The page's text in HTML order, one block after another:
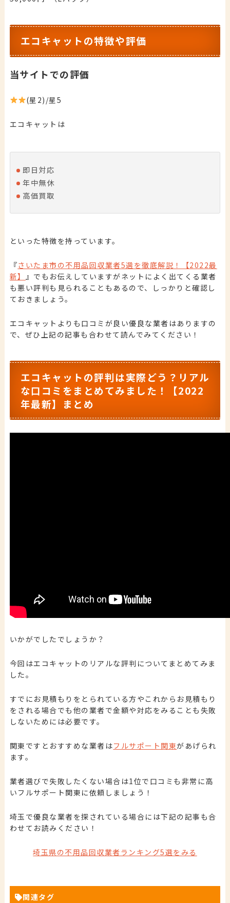
エコキャットの特徴や評価
当サイトでの評価
(星2)/星5
エコキャットは
即日対応
年中無休
高価買取
といった特徴を持っています。
『さいたま市の不用品回収業者5選を徹底解説！【2022最
新】 』でもお伝えしていますがネットによく出てくる業者
も悪い評判も見られることもあるので、しっかりと確認し
ておきましょう。
エコキャットよりも口コミが良い優良な業者はありますの
で、ぜひ上記の記事も合わせて読んでみてください！
エコキャットの評判は実際どう？リアル
な口コミをまとめてみました！【2022
年最新】まとめ
いかがでしたでしょうか？
今回はエコキャットのリアルな評判 についてまとめてみま
した。
すでにお見積もりをとられている方やこれからお見積もり
をされる場合でも他の業者で金額や対応をみることも失敗
しないためには必要です。
関東ですとおすすめな業者はフルサポート関東があげられ
ます。
業者選びで失敗したくない場合は1位で口コミも非常に高
いフルサポート関東に依頼しましょう！
埼玉で優良な業者を探されている場合には下記の記事も合
わせてお読みください！
埼玉県の不用品回収業者ランキング5選をみる
関連タグ